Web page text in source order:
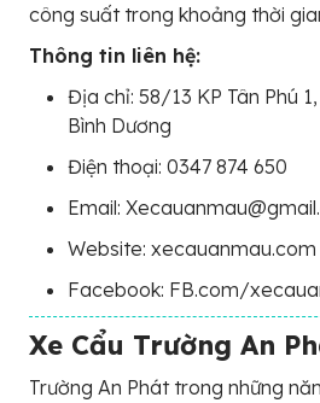
công suất trong khoảng thời
Thông tin liên hệ:
Địa chỉ: 58/13 KP Tân Phú 1,
Bình Dương
Điện thoại: 0347 874 650
Email:
Website: xecauanmau.com
Facebook: FB.com/
Xe Cẩu Trường An
Trường An Phát trong những